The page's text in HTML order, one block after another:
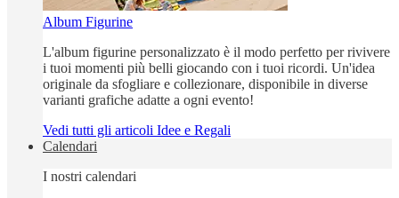
Album Figurine
L'album figurine personalizzato è il modo perfetto per rivivere
i tuoi momenti più belli giocando con i tuoi ricordi. Un'idea
originale da sfogliare e collezionare, disponibile in diverse
varianti grafiche adatte a ogni evento!
Vedi tutti gli articoli Idee e Regali
Calendari
I nostri calendari